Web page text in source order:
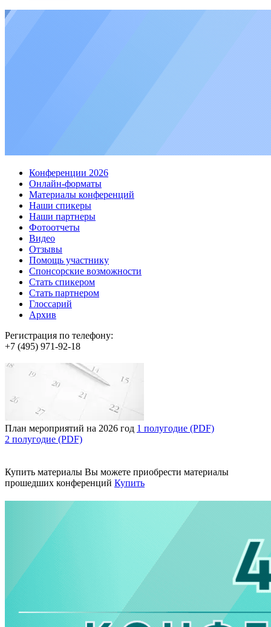
Конференции 2026
Онлайн-форматы
Материалы конференций
Наши спикеры
Наши партнеры
Фотоотчеты
Видео
Отзывы
Помощь участнику
Спонсорские возможности
Стать спикером
Стать партнером
Глоссарий
Архив
Регистрация по телефону:
+7 (495) 971-92-18
План мероприятий на 2026 год 1 полугодие (PDF)
2 полугодие (PDF)
Купить материалы Вы можете приобрести материалы
прошедших конференций Купить